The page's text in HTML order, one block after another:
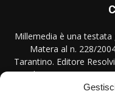
Millemedia è una
Matera al n. 228/
Tarantino. Editore
al ROC Registro